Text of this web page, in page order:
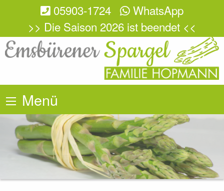
05903-1724
WhatsApp
>> Die Saison 2026 ist beendet <<
Menü